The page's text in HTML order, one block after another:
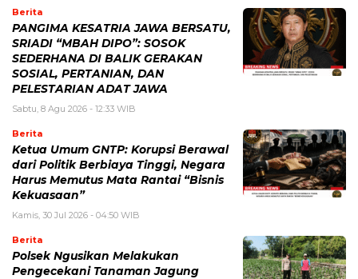
Berita
PANGIMA KESATRIA JAWA BERSATU,
SRIADI “MBAH DIPO”: SOSOK
SEDERHANA DI BALIK GERAKAN
SOSIAL, PERTANIAN, DAN
PELESTARIAN ADAT JAWA
Sabtu, 8 Agu 2026 - 12:33 WIB
Berita
Ketua Umum GNTP: Korupsi Berawal
dari Politik Berbiaya Tinggi, Negara
Harus Memutus Mata Rantai “Bisnis
Kekuasaan”
Kamis, 30 Jul 2026 - 04:50 WIB
Berita
Polsek Ngusikan Melakukan
Pengecekani Tanaman Jagung